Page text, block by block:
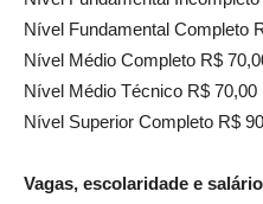
Nível Fundamental Completo
Nível Médio Completo R$
Nível Médio Técnico R$ 70,00
Nível Superior Completo R$
Vagas, escolaridade e